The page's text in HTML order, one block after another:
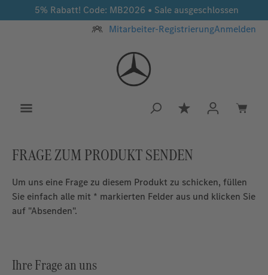
Zum Hauptinhalt springen
5% Rabatt! Code: MB2026 • Sale ausgeschlossen
Mitarbeiter-RegistrierungAnmelden
Du hast 0
FRAGE ZUM PRODUKT SENDEN
Um uns eine Frage zu diesem Produkt zu schicken, füllen
Sie einfach alle mit * markierten Felder aus und klicken Sie
auf "Absenden".
Ihre Frage an uns